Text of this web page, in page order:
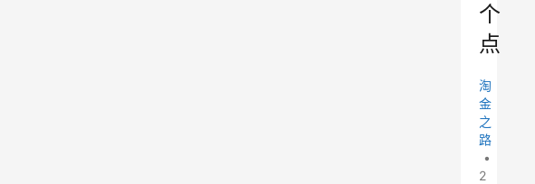
个
点
淘
金
之
路
•
2